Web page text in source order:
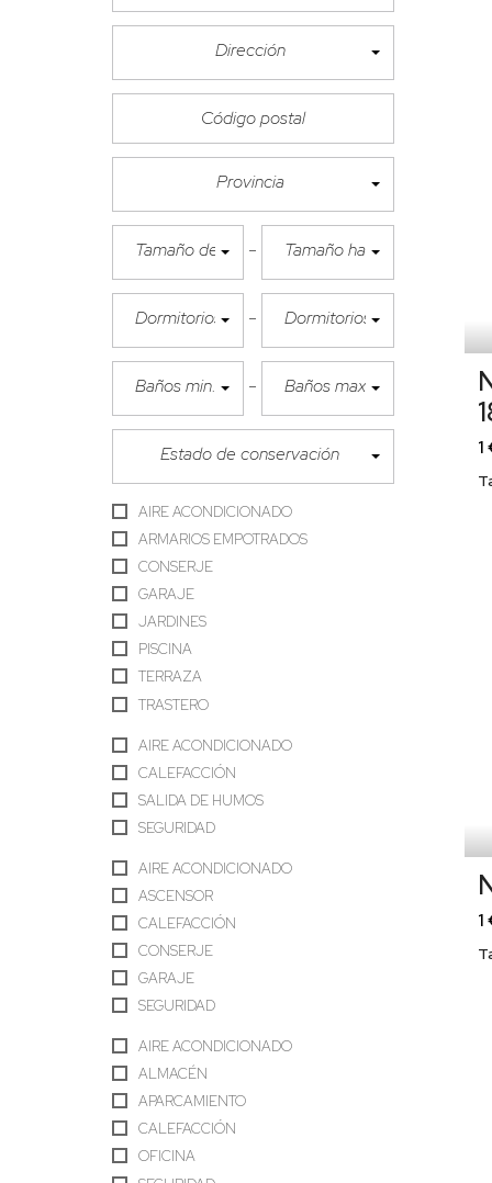
Dirección
Provincia
Tamaño desde Tamaño hasta
Dormitorios min. Dormitorios max.
Baños min. Baños max.
Estado de conservación
AIRE ACONDICIONADO
ARMARIOS EMPOTRADOS
CONSERJE
GARAJE
JARDINES
PISCINA
TERRAZA
TRASTERO
AIRE ACONDICIONADO
CALEFACCIÓN
SALIDA DE HUMOS
SEGURIDAD
AIRE ACONDICIONADO
ASCENSOR
CALEFACCIÓN
CONSERJE
GARAJE
SEGURIDAD
AIRE ACONDICIONADO
ALMACÉN
APARCAMIENTO
CALEFACCIÓN
OFICINA
1
1